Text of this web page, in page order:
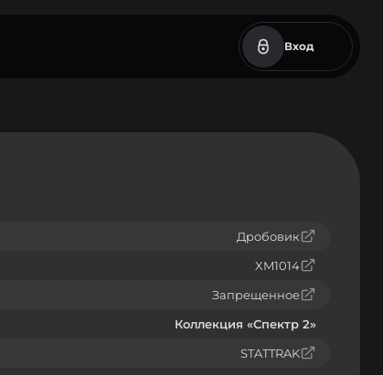
Вход
Дробовик
XM1014
Запрещенное
Коллекция «Спектр 2»
STATTRAK